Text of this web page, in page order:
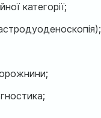
категорії;